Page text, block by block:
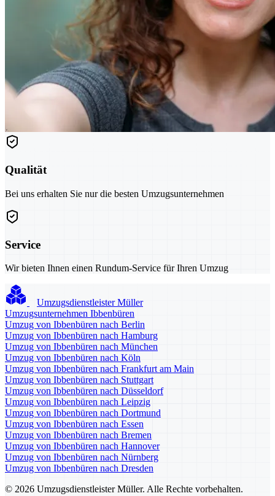
Qualität
Bei uns erhalten Sie nur die besten Umzugsunternehmen
Service
Wir bieten Ihnen einen Rundum-Service für Ihren Umzug
Umzugsdienstleister Müller
Umzugsunternehmen Ibbenbüren
Umzug von Ibbenbüren nach Berlin
Umzug von Ibbenbüren nach Hamburg
Umzug von Ibbenbüren nach München
Umzug von Ibbenbüren nach Köln
Umzug von Ibbenbüren nach Frankfurt am Main
Umzug von Ibbenbüren nach Stuttgart
Umzug von Ibbenbüren nach Düsseldorf
Umzug von Ibbenbüren nach Leipzig
Umzug von Ibbenbüren nach Dortmund
Umzug von Ibbenbüren nach Essen
Umzug von Ibbenbüren nach Bremen
Umzug von Ibbenbüren nach Hannover
Umzug von Ibbenbüren nach Nürnberg
Umzug von Ibbenbüren nach Dresden
© 2026 Umzugsdienstleister Müller. Alle Rechte vorbehalten.